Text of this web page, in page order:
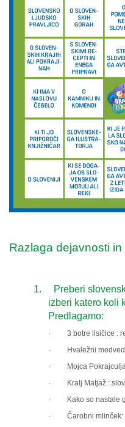
Razlaga dejavnosti
1.
Preberi
izberi katero koli
Predlagamo:
· 3 botre lisičice :
·
Hvaležni
·
Mojca
·
Kralj Matjaž :
·
Kako so nastale
· Čarobni mlinček